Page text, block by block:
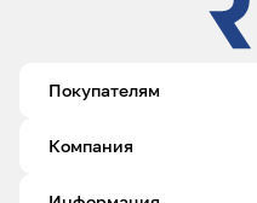
Покупателям
Компания